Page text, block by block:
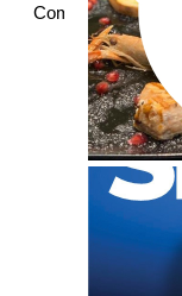
Commenti